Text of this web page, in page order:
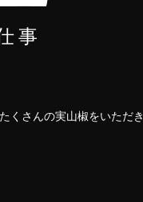
事
くさんの実山椒をいただ